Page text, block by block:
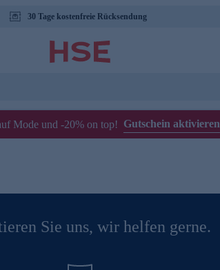
30 Tage kostenfreie Rücksendung
Mode und -20% on top! Gutschein aktivieren
Sie uns, wir helfen gerne.